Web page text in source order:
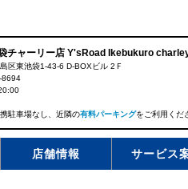
チャーリー店 Y'sRoad Ikebukuro
区東池袋1-43-6 D-BOXビル 2Ｆ
8694
駐車場なし、近隣の有料パーキングをご利用くだ
店舗情報 サービス